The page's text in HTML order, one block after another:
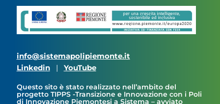
info@sistemapolipiemonte.it
Linkedin
| YouTube
Questo sito è stato realizzato nell’ambito del
progetto TIPPS -Transizione e Innovazione con i Poli
di Innovazione Piemontesi a Sistema – avviato